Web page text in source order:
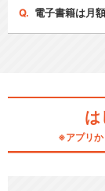
電子書籍は月
は
※アプリか